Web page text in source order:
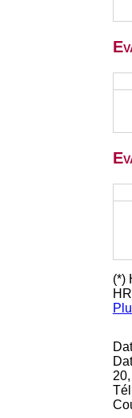
(*)